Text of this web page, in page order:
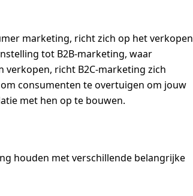
marketing, richt zich op het verkopen
tot B2B-marketing, waar
richt B2C-marketing zich
consumenten te overtuigen om jouw
met hen op te bouwen.
houden met verschillende belangrijke